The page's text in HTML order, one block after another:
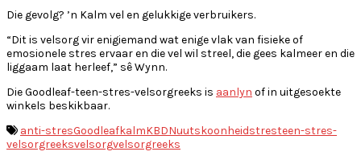
Die gevolg? ’n Kalm vel en gelukkige verbruikers.
“Dit is velsorg vir enigiemand wat enige vlak van fisieke of
emosionele stres ervaar en die vel wil streel, die gees kalmeer en die
liggaam laat herleef,” sê Wynn.
Die Goodleaf-teen-stres-velsorgreeks is aanlyn of in uitgesoekte
winkels beskikbaar.
anti-stresGoodleafkalmKBDNuutskoonheidstresteen-stres-
velsorgreeksvelsorgvelsorgreeks